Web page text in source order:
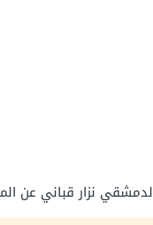
نزار قباني عن